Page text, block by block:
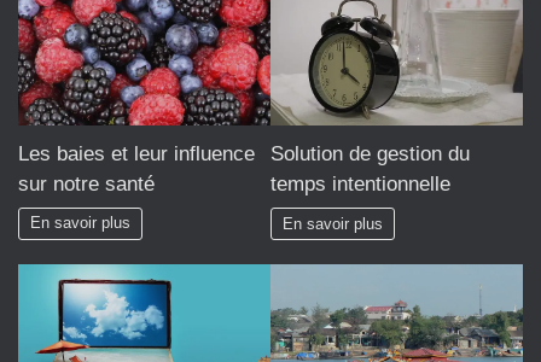
Les baies et leur influence
sur notre santé
En savoir plus
Solution de gestion du
temps intentionnelle
En savoir plus